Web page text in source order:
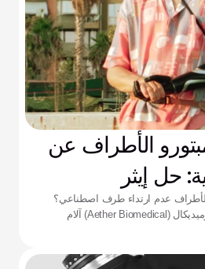
الأطراف عن
حل إيثر
عدم ارتداء طرف اصطناعي؟
اكتشف كيف تعالج إيثر بيوميديكال (Aether Biomedical) آلام